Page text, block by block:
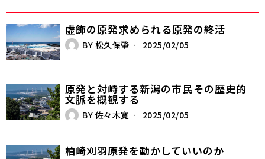
虚飾の原発――求められる原発の終活
BY 松久保肇 2025/02/05
原発と対峙する新潟の市民――その歴史的
文脈を概観する
BY 佐々木寛 2025/02/05
柏崎刈羽原発を動かしていいのか